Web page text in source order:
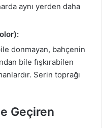
aynı yerden daha
donmayan, bahçenin
bile fışkırabilen
Serin toprağı
Geçiren